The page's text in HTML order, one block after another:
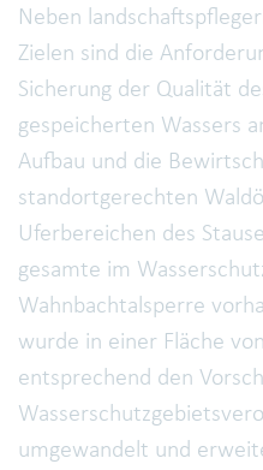
Neben
Zielen sind die
Sicherung der Qualität
gespeicherten Wassers
Aufbau und die
standortgerechten
Uferbereichen des
gesamte im
Wahnbachtalsperre
wurde in einer Fläche
entsprechend den
umgewandelt und